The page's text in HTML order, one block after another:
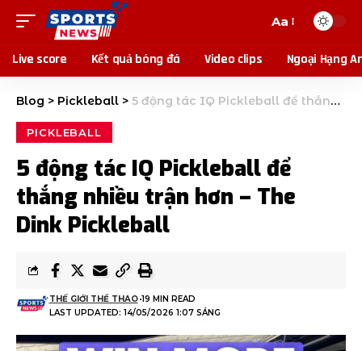
Aa
Live score Kết quả bóng đá Video clips Ngoại Hạng
Blog > Pickleball > 5 động tác IQ Pickleball để thắng nhiều trận hơn – The Dink Pickleball
PICKLEBALL
5 động tác IQ Pickleball để
thắng nhiều trận hơn – The
Dink Pickleball
LAST UPDATED: 14/05/2026 1:07 SÁNG
THẾ GIỚI THỂ THAO 19 MIN READ